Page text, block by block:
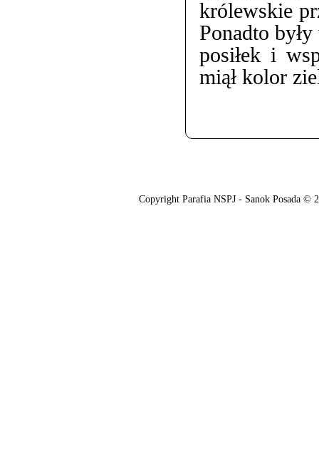
królewskie
Ponadto
posiłek i
miął kolor
Copyright Parafia NSPJ - Sanok